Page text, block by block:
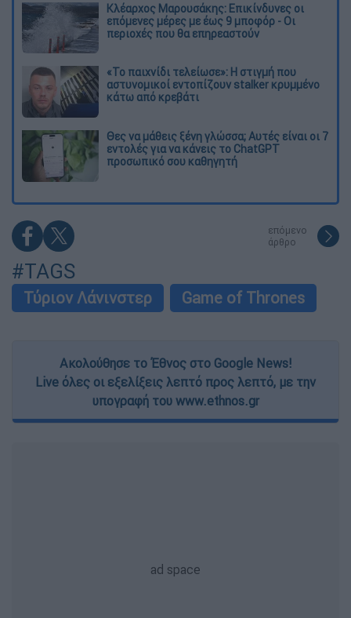
Κλέαρχος Μαρουσάκης: Επικίνδυνες οι
επόμενες μέρες με έως 9 μποφόρ - Οι
περιοχές που θα επηρεαστούν
«Το παιχνίδι τελείωσε»: Η στιγμή που
αστυνομικοί εντοπίζουν stalker κρυμμένο
κάτω από κρεβάτι
Θες να μάθεις ξένη γλώσσα; Αυτές είναι οι 7
εντολές για να κάνεις το ChatGPT
προσωπικό σου καθηγητή
επόμενο
άρθρο
#TAGS
Τύριον Λάνινστερ Game of Thrones
Ακολούθησε το Έθνος στο Google News!
Live όλες οι εξελίξεις λεπτό προς λεπτό, με την
υπογραφή του www.ethnos.gr